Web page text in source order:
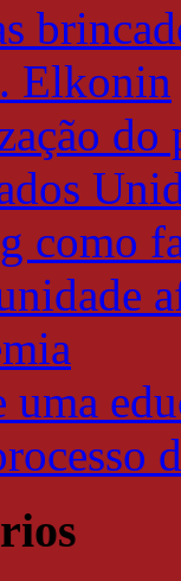
Elkonin
do
como
uma